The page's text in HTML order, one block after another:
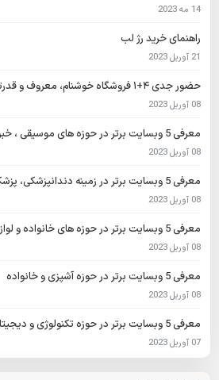
14 مه 2023
راهنمای خرید رژ لب
21 آوریل 2023
حضور جدی ۴+۱ فروشگاه خوشنام، معروف و قدرتمند در فضای آنلاین فروش
08 آوریل 2023
معرفی 5 وبسایت برتر در حوزه های موسیقی ، خبری و فیلم
08 آوریل 2023
معرفی 5 وبسایت برتر در زمینه دندانپزشکی، پزشکی،گردشگری و ورزشی
08 آوریل 2023
معرفی 5 وبسایت برتر در حوزه های خانواده و لوازم خانگی و دکوراسیون
08 آوریل 2023
معرفی 5 وبسایت برتر در حوزه آشپزی و خانواده
08 آوریل 2023
معرفی 5 وبسایت برتر در حوزه تکنولوژی و دیجیتال مارکتینگ
07 آوریل 2023